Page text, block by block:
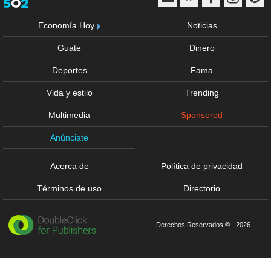
Economía Hoy Noticias
Guate Dinero
Deportes Fama
Vida y estilo Trending
Multimedia Sponsored
Anúnciate
Acerca de Política de privacidad
Términos de uso Directorio
Derechos Reservados © - 2026